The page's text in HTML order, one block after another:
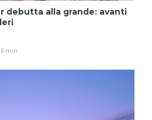
debutta alla grande: avanti
6 min